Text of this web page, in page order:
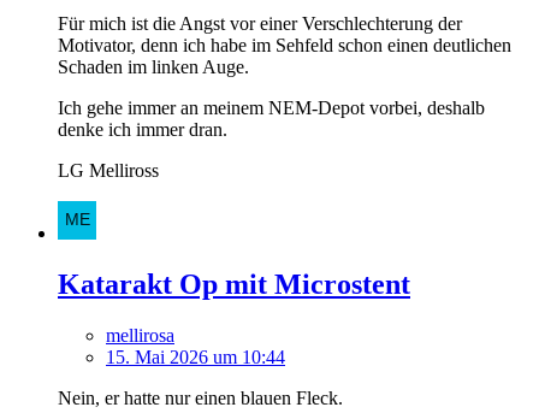
Für mich ist die Angst vor einer Verschlechterung der
Motivator, denn ich habe im Sehfeld schon einen deutlichen
Schaden im linken Auge.
Ich gehe immer an meinem NEM-Depot vorbei, deshalb
denke ich immer dran.
LG Melliross
Katarakt Op mit Microstent
mellirosa
15. Mai 2026 um 10:44
Nein, er hatte nur einen blauen Fleck.